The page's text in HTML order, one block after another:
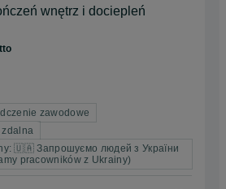
wnętrz i dociepleń
zawodowe
zdalna
🇺🇦 Запрошуємо людей з України
pracowników z Ukrainy)